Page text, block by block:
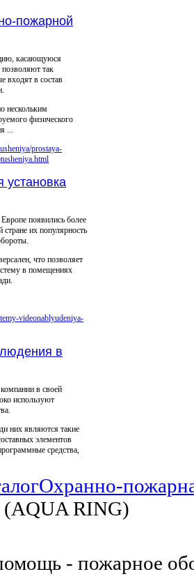
пожарной
касающуюся
позволяют так
входят в состав
нескольким
физического
...
установка
появились более
стране их популярность
что позволяет
в помещениях
в
в своей
используют
них являются такие
элементов
средства,
Охранно-
RING)
- пожарное